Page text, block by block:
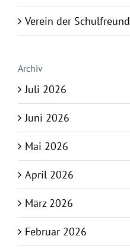
Verein der
Archiv
Juli 2026
Juni 2026
Mai 2026
April 2026
März 2026
Februar 2026